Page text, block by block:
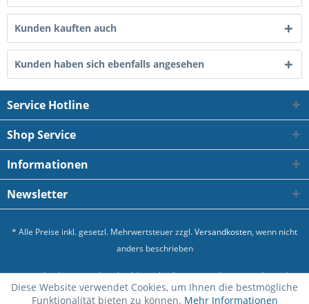
Kunden kauften auch
Kunden haben sich ebenfalls angesehen
Service Hotline
Shop Service
Informationen
Newsletter
* Alle Preise inkl. gesetzl. Mehrwertsteuer zzgl.Versandkosten, wenn nicht
anders beschrieben
Kontakt Versand und Zahlungsbedingungen
Datenschutz
Allgemeine Geschäftsbedingungen
Impressum
Diese Website verwendet Cookies, um Ihnen die bestmögliche
Funktionalität bieten zu können. Mehr Informationen